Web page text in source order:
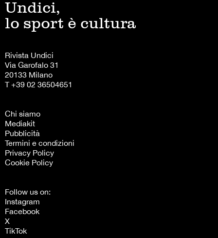
Undici,
lo sport è cultura
Rivista Undici
Via Garofalo 31
20133 Milano
T +39 02 36504651
Chi siamo
Mediakit
Pubblicità
Termini e condizioni
Privacy Policy
Cookie Policy
Follow us on:
Instagram
Facebook
X
TikTok